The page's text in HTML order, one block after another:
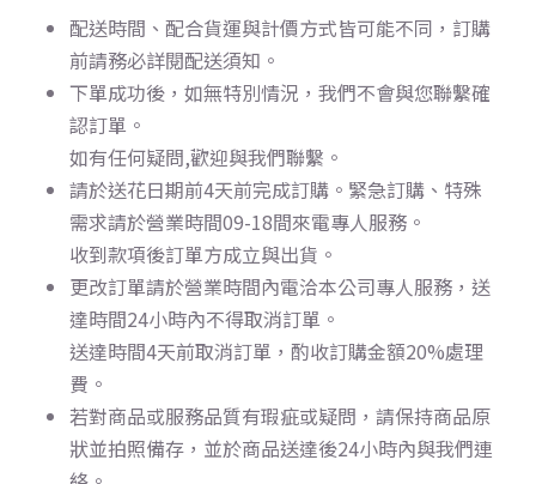
配送時間、配合貨運與計價方式皆可能不同，訂購
前請務必詳閱配送須知。
下單成功後，如無特別情況，我們不會與您聯繫確
認訂單。
如有任何疑問,歡迎與我們聯繫。
請於送花日期前4天前完成訂購。 緊急訂購、特殊
需求請於營業時間09-18間來電專人服務。
收到款項後訂單方成立與出貨。
更改訂單請於營業時間內電洽本公司專人服務，送
達時間24小時內不得取消訂單。
送達時間4天前取消訂單，酌收訂購金額20%處理
費。
若對商品或服務品質有瑕疵或疑問，請保持商品原
狀並拍照備存，並於商品送達後24小時內與我們連